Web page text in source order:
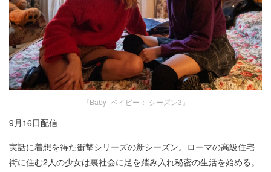
『Baby_ベイビー： シーズン3』
9月16日配信​
実話に着想を得た衝撃シリーズの新シーズン。ローマの高級住宅
街に住む2人の少女は裏社会に足を踏み入れ秘密の生活を始める。